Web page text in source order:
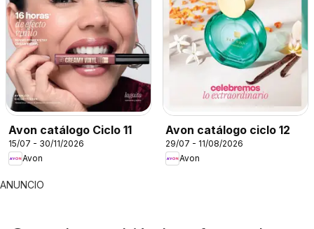
Avon catálogo Ciclo 11
15/07 - 30/11/2026
Avon
Avon catálogo ciclo 12
29/07 - 11/08/2026
Avon
ANUNCIO